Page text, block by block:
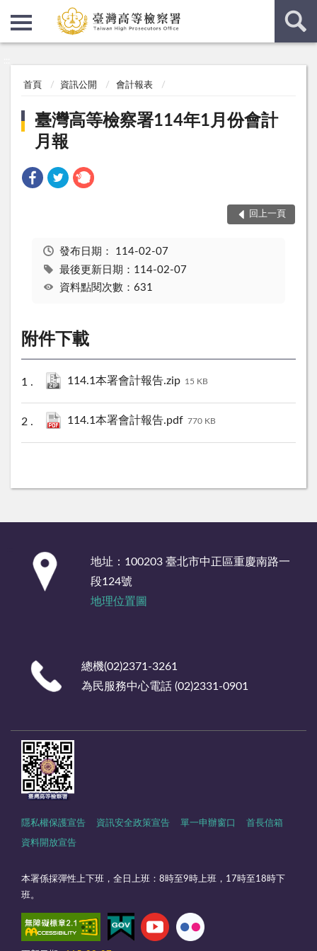
首頁 資訊公開 會計報表
臺灣高等檢察署114年1月份會計
月報
回上一頁
發布日期： 114-02-07
最後更新日期：114-02-07
資料點閱次數：631
附件下載
114.1本署會計報告.zip 15 KB
114.1本署會計報告.pdf 770 KB
地址：100203 臺北市中正區重慶南路一
段124號
地理位置圖
總機(02)2371-3261
為民服務中心電話 (02)2331-0901
隱私權保護宣告 資訊安全政策宣告 單一申辦窗口 首長信箱
資料開放宣告
本署係採彈性上下班，全日上班：8時至9時上班，17時至18時下
班。